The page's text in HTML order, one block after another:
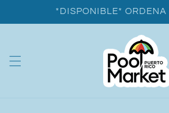
directamente
al contenido
*DISPONIBLE* ORDENA